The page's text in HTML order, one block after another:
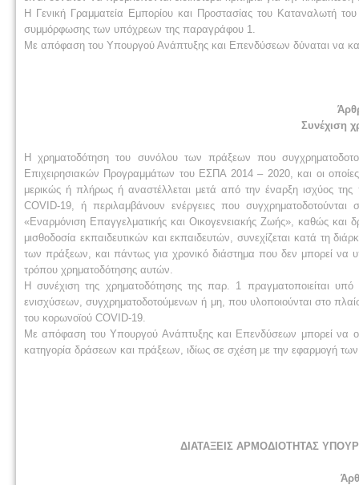
Η Γενική Γραμματεία Εμπορίου και Προστασίας του Καταναλωτή
συμμόρφωσης των υπόχρεων της παραγράφου 1.
Με απόφαση του Υπουργού Ανάπτυξης και Επενδύσεων δύναται να
Συνέχιση
Η χρηματοδότηση του συνόλου των πράξεων που
Επιχειρησιακών Προγραμμάτων του ΕΣΠΑ 2014 – 2020, και οι
μερικώς ή πλήρως ή αναστέλλεται μετά από την έναρξη ισχύος
COVID-19, ή περιλαμβάνουν ενέργειες που
«Εναρμόνιση Επαγγελματικής και Οικογενειακής Ζωής», καθώς και
μισθοδοσία εκπαιδευτικών και εκπαιδευτών, συνεχίζεται κατά τη
των πράξεων, και πάντως για χρονικό διάστημα που δεν μπορεί να
τρόπου χρηματοδότησης αυτών.
Η συνέχιση της χρηματοδότησης της παρ. 1 πραγματοποιείται
ενισχύσεων, συγχρηματοδοτούμενων ή μη, που υλοποιούνται στο
του κορωνοϊού COVID-19.
Με απόφαση του Υπουργού Ανάπτυξης και Επενδύσεων μπορεί να
κατηγορία δράσεων και πράξεων, ιδίως σε σχέση με την εφαρμογή
ΔΙΑΤΑΞΕΙΣ ΑΡΜΟΔΙΟΤΗΤΑΣ